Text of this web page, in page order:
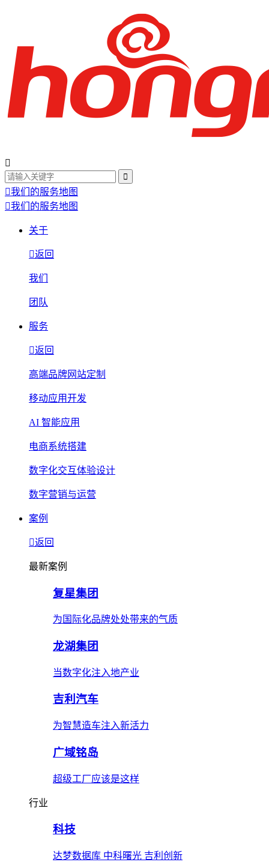
我们的服务地图
我们的服务地图
关于
返回
我们
团队
服务
返回
高端品牌网站定制
移动应用开发
AI 智能应用
电商系统搭建
数字化交互体验设计
数字营销与运营
案例
返回
最新案例
复星集团
为国际化品牌处处带来的气质
龙湖集团
当数字化注入地产业
吉利汽车
为智慧造车注入新活力
广域铭岛
超级工厂应该是这样
行业
科技
达梦数据库 中科曙光 吉利创新